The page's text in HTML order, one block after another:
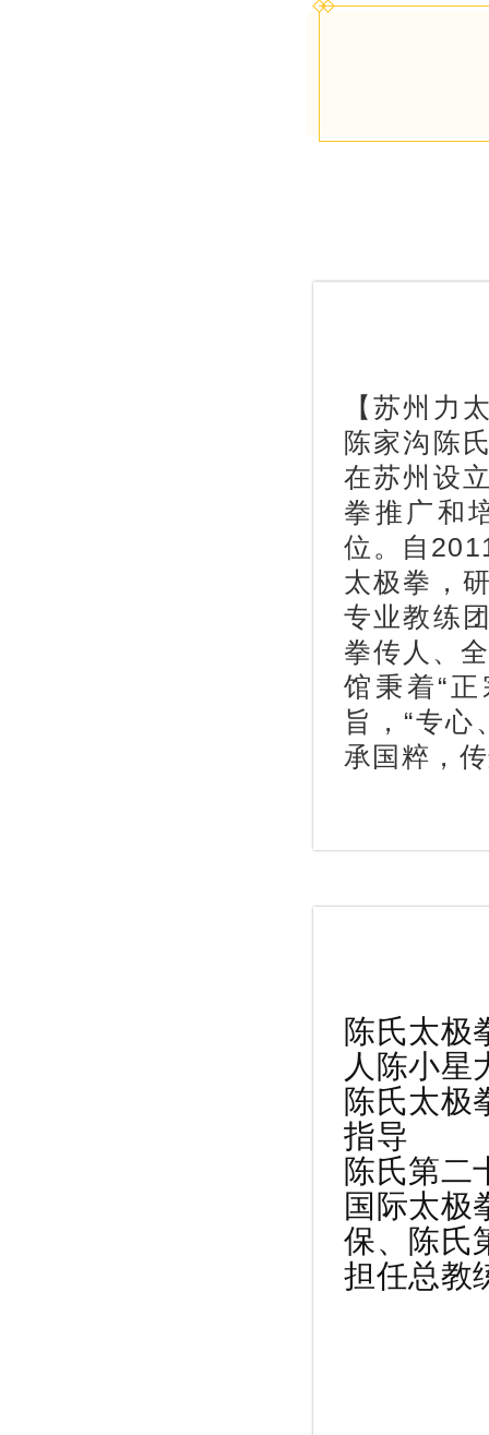
【苏州力
陈家沟陈
在苏州设
拳推广和
位。自
太极拳，
专业教练
拳传人、
馆秉着“
旨，“专
承国粹，
陈氏太极
人陈小星
陈氏太极
指导
陈氏第二
国际太极
保、陈氏
担任总教